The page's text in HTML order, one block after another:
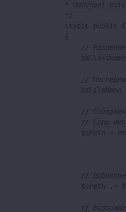
* Получает
static public
//
//
$sFileName
// Собираем
// Если
$sPath =
//
$sPath .=
//